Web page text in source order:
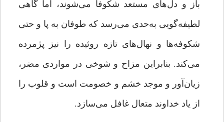
باز و دل‌های مستعد شکوفا می‌شوند، اما گاهی
لطیفه‌گویی به‌حدی می‌رسد که طوفان به پا و حتی
شکوفه‌ها و نهال‌های تازه روئیده را نیز پژمرده
می‌کند. بنابراین مزاح و شوخی در مواردی مضر،
زیان‌آور و موجد خشم و خصومت است و قلوب را
از یاد خداوند متعال غافل می‌سازد.